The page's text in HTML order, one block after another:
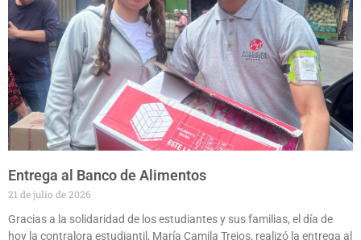
Entrega al Banco de Alimentos
21 de julio de 2026
Gracias a la solidaridad de los estudiantes y sus familias, el día de
hoy la contralora estudiantil, María Camila Trejos, realizó la entrega al